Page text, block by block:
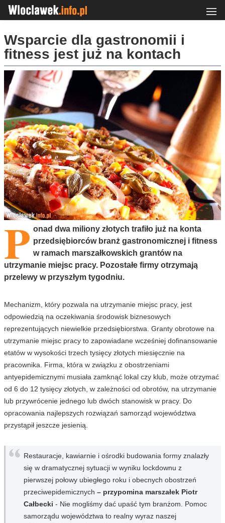
Wsparcie dla gastronomii i
fitness jest już na kontach
P onad dwa miliony złotych trafiło już na konta
przedsiębiorców branż gastronomicznej i fitness
w ramach marszałkowskich grantów na
utrzymanie miejsc pracy. Pozostałe firmy otrzymają
przelewy w przyszłym tygodniu.
Mechanizm, który pozwala na utrzymanie miejsc pracy, jest
odpowiedzią na oczekiwania środowisk biznesowych
reprezentujących niewielkie przedsiębiorstwa. Granty obrotowe na
utrzymanie miejsc pracy to zapowiadane wcześniej dofinansowanie
etatów w wysokości trzech tysięcy złotych miesięcznie na
pracownika. Firma, która w związku z obostrzeniami
antyepidemicznymi musiała zamknąć lokal czy klub, może otrzymać
od 6 do 12 tysięcy złotych, w zależności od obrotów, na utrzymanie
lub przywrócenie jednego lub dwóch stanowisk w pracy. Do
opracowania najlepszych rozwiązań samorząd województwa
przystąpił jeszcze jesienią.
Restauracje, kawiarnie i ośrodki budowania formy znalazły
się w dramatycznej sytuacji w wyniku lockdownu z
pierwszej połowy ubiegłego roku i obecnych obostrzeń
przeciwepidemicznych – przypomina marszałek Piotr
Całbecki - Nie mogliśmy dać upaść tym branżom. Pomoc
samorządu województwa to realny wyraz naszej